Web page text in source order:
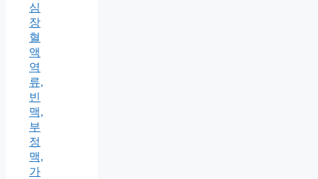
심
장
혈
액
역
류,
빈
맥,
부
정
맥,
가